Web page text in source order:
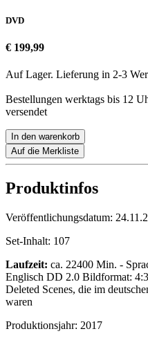
DVD
€ 199,99
Auf Lager. Lieferung in 2-3
Bestellungen werktags bis 12
versendet
In den warenkorb
Auf die Merkliste
Produktinfos
Veröffentlichungsdatum:
Set-Inhalt: 107
Laufzeit: ca. 22400 Min. -
Englisch DD 2.0 Bildformat:
Deleted Scenes, die im
waren
Produktionsjahr: 2017